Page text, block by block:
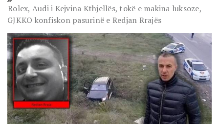
Rolex, Audi i Kejvina Kthjellës, tokë e makina luksoze,
GJKKO konfiskon pasurinë e Redjan Rrajës